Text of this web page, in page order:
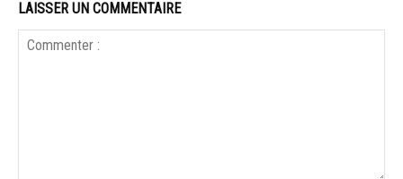
LAISSER UN COMMENTAIRE